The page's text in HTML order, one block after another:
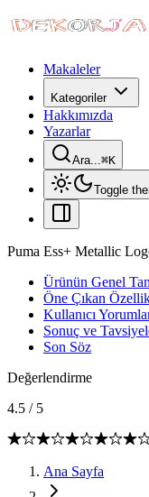
Makaleler
Kategoriler
Hakkımızda
Yazarlar
Ara...⌘K
Toggle
Puma Ess+ Metallic
Ürünün Genel
Öne Çıkan
Kullanıcı
Sonuç ve
Son Söz
Değerlendirme
4.5 / 5
Ana Sayfa